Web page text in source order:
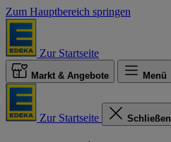
Zum Hauptbereich springen
Zur Startseite
Markt & Angebote Menü
Zur Startseite Schließen